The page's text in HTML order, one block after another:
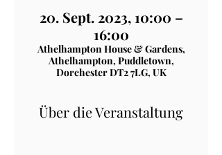
20. Sept. 2023, 10:00 –
16:00
Athelhampton House & Gardens,
Athelhampton, Puddletown,
Dorchester DT2 7LG, UK
Über die Veranstaltung